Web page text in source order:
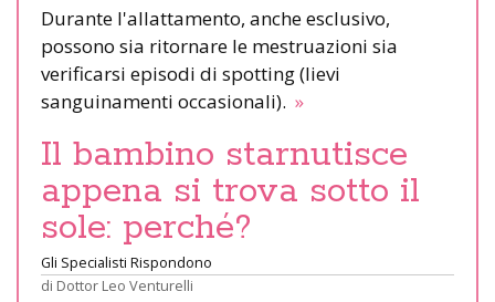
Durante l'allattamento, anche esclusivo,
possono sia ritornare le mestruazioni sia
verificarsi episodi di spotting (lievi
sanguinamenti occasionali). »
Il bambino starnutisce
appena si trova sotto il
sole: perché?
Gli Specialisti Rispondono
di Dottor Leo Venturelli